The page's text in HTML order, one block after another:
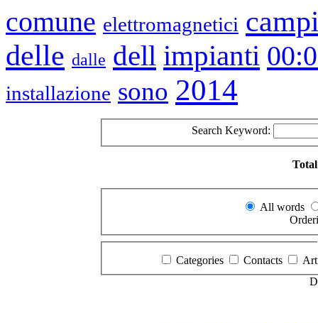
comune elettromagnetici
delle dalle dell impianti
installazione sono 2014
Search Keyword:
All words
Categories Contacts